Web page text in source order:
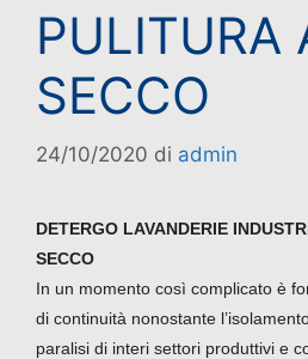
PULITURA
SECCO
24/10/2020 di admin
DETERGO LAVANDERIE
SECCO
In un momento così complicato è
di continuità nonostante
paralisi di interi settori produttivi e